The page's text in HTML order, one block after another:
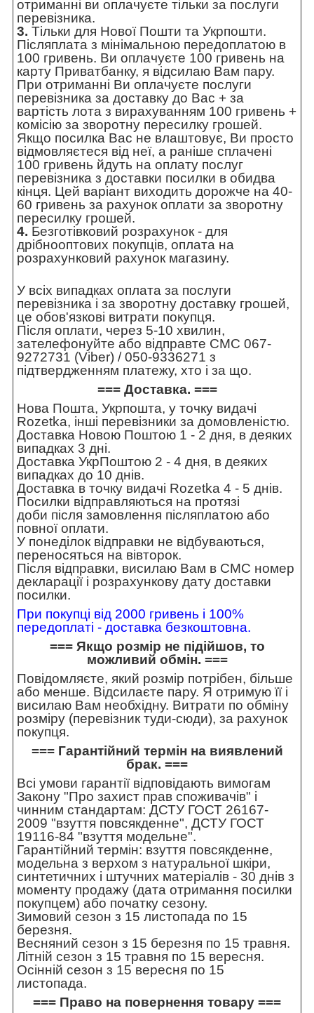
отриманні ви оплачуєте тільки за послуги
перевізника.
3. Тільки для Нової Пошти та Укрпошти.
Післяплата з мінімальною передоплатою в
100 гривень. Ви оплачуєте 100 гривень на
карту Приватбанку, я відсилаю Вам пару.
При отриманні Ви оплачуєте послуги
перевізника за доставку до Вас + за
вартість лота з вирахуванням 100 гривень +
комісію за зворотну пересилку грошей.
Якщо посилка Вас не влаштовує, Ви просто
відмовляєтеся від неї, а раніше сплачені
100 гривень йдуть на оплату послуг
перевізника з доставки посилки в обидва
кінця. Цей варіант виходить дорожче на 40-
60 гривень за рахунок оплати за зворотну
пересилку грошей.
4. Безготівковий розрахунок - для
дрібнооптових покупців, оплата на
розрахунковий рахунок магазину.
У всіх випадках оплата за послуги
перевізника і за зворотну доставку грошей,
це обов'язкові витрати покупця.
Після оплати, через 5-10 хвилин,
зателефонуйте або відправте СМС 067-
9272731 (Viber) / 050-9336271 з
підтвердженням платежу, хто і за що.
=== Доставка. ===
Нова Пошта, Укрпошта, у точку видачі
Rozetka, інші перевізники за домовленістю.
Доставка Новою Поштою 1 - 2 дня, в деяких
випадках 3 дні.
Доставка УкрПоштою 2 - 4 дня, в деяких
випадках до 10 днів.
Доставка в точку видачі Rozetka 4 - 5 днів.
Посилки відправляються на протязі
доби після замовлення післяплатою або
повної оплати.
У понеділок відправки не відбуваються,
переносяться на вівторок.
Після відправки, висилаю Вам в СМС номер
декларації і розрахункову дату доставки
посилки.
При покупці від 2000 гривень і 100%
передоплаті - доставка безкоштовна.
=== Якщо розмір не підійшов, то
можливий обмін. ===
Повідомляєте, який розмір потрібен, більше
або менше. Відсилаєте пару. Я отримую її і
висилаю Вам необхідну. Витрати по обміну
розміру (перевізник туди-сюди), за рахунок
покупця.
=== Гарантійний термін на виявлений
брак. ===
Всі умови гарантії відповідають вимогам
Закону "Про захист прав споживачів" і
чинним стандартам: ДСТУ ГОСТ 26167-
2009 "взуття повсякденне", ДСТУ ГОСТ
19116-84 "взуття модельне".
Гарантійний термін: взуття повсякденне,
модельна з верхом з натуральної шкіри,
синтетичних і штучних матеріалів - 30 днів з
моменту продажу (дата отримання посилки
покупцем) або початку сезону.
Зимовий сезон з 15 листопада по 15
березня.
Весняний сезон з 15 березня по 15 травня.
Літній сезон з 15 травня по 15 вересня.
Осінній сезон з 15 вересня по 15
листопада.
=== Право на повернення товару ===